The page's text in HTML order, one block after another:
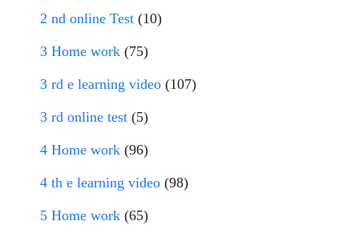
2 nd online Test (10)
3 Home work (75)
3 rd e learning video (107)
3 rd online test (5)
4 Home work (96)
4 th e learning video (98)
5 Home work (65)